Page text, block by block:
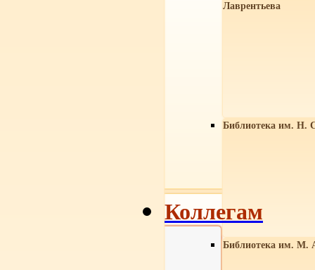
Лаврентьева
Библиотека им. Н.
Библиотека им. М.
Коллегам